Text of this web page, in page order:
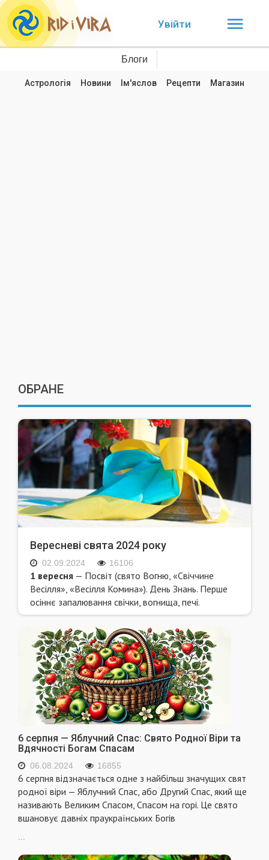
Увійти
Блоги
Астрологія Новини Ім'яслов Рецепти Магазин
ОБРАНЕ
Вересневі свята 2024 року
02.09.2024 16106
1 вересня — Посвіт (свято Вогню, «Свіччине
Весілля», «Весілля Комина»). День Знань. Перше
осіннє запалювання свічки, вогнища, печі.
6 серпня — Яблучний Спас: Свято Родної Віри та
Вдячності Богам Спасам
06.08.2024 16855
6 серпня відзначається одне з найбільш значущих свят
родної віри — Яблучний Спас, або Другий Спас, який ще
називають Великим Спасом, Спасом на горі. Це свято
вшановує давніх праукраїнських Богів
...